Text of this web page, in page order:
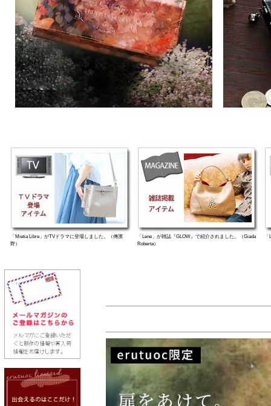
「Mietia Libre」がTVドラマに登場しました。（傳濱
野）
「Lene」が雑誌『GLOW』で紹介されました。（Giada
Roberta）